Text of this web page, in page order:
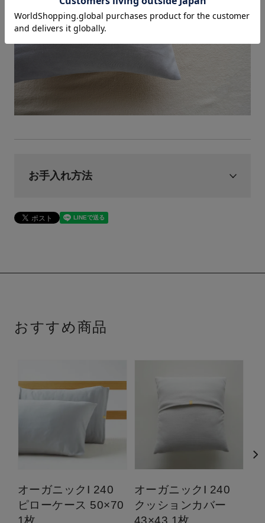
お手入れ方法
おすすめ商品
オーガニックI 240
ピローケース 50×70
1枚
オーガニックI 240
クッションカバー
43×43 1枚